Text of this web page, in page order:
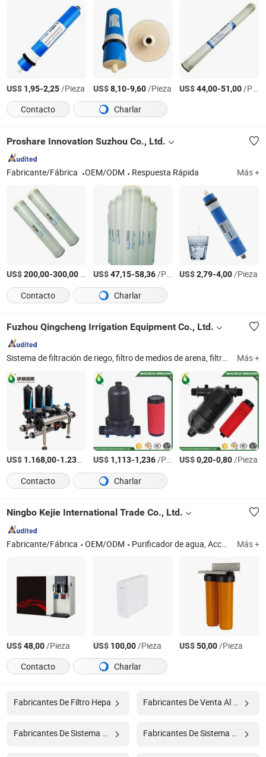
US$ 1,95-2,25/Pieza US$8,10-9,60/Pieza US$44,00-51,00/Pieza
Contacto
Charlar
Proshare Innovation Suzhou Co., Ltd.
Fabricante/Fábrica OEM/ODM Respuesta Rápida Más +
US$200,00-300,00 US$47,15-58,36/Pieza US$2,79-4,00/Pieza
Contacto
Charlar
Fuzhou Qingcheng Irrigation Equipment Co., Ltd.
Sistema de filtración de riego, filtro de medios de arena, filtro de disco de malla plástica, inyector de fertilizante Venturi, válvula de aire, válvula electromagnética, conectores de manguera y válvula de plástico, boquilla de niebla para riego por goteo, aspersor de riego, cinta de goteo y accesorios Más +
US$ 1.168,00-1.230,00 /Pieza
US$ 1,113-1,236/Pieza US$0,20-0,80/Pieza
Contacto
Charlar
Ningbo Kejie International Trade Co., Ltd.
Fabricante/Fábrica OEM/ODM Purificador de agua, Accesorios para filtros de agua Más +
US$48,00/Pieza US$ 100,00/Pieza US$50,00/Pieza
Contacto
Charlar
Fabricantes De Filtro Hepa